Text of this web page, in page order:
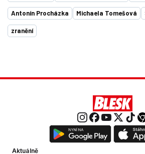
Antonín Procházka Michaela Tomešová
zranění
Aktuálně